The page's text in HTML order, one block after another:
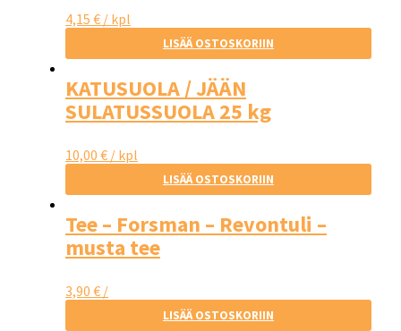
4,15 € / kpl
LISÄÄ OSTOSKORIIN
KATUSUOLA / JÄÄN
SULATUSSUOLA 25 kg
10,00 € / kpl
LISÄÄ OSTOSKORIIN
Tee – Forsman – Revontuli –
musta tee
3,90 € /
LISÄÄ OSTOSKORIIN